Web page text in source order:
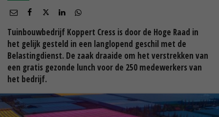
Tuinbouwbedrijf Koppert Cress is door de Hoge Raad in
het gelijk gesteld in een langlopend geschil met de
Belastingdienst. De zaak draaide om het verstrekken van
een gratis gezonde lunch voor de 250 medewerkers van
het bedrijf.